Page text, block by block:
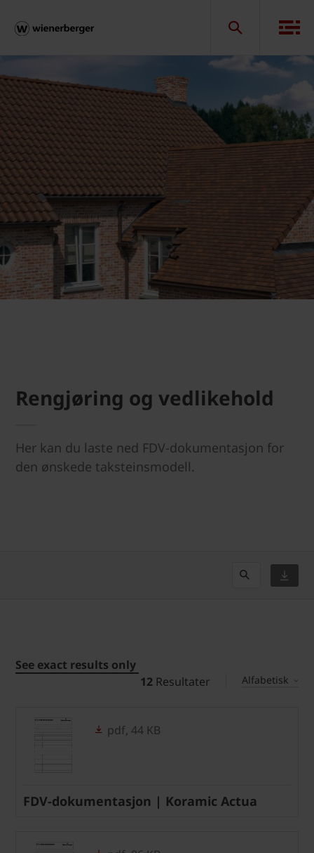
Rengjøring og vedlikehold
Her kan du laste ned FDV-dokumentasjon for
den ønskede taksteinsmodell.
See exact results only
12 Resultater Alfabetisk
pdf, 44 KB
FDV-dokumentasjon | Koramic Actua